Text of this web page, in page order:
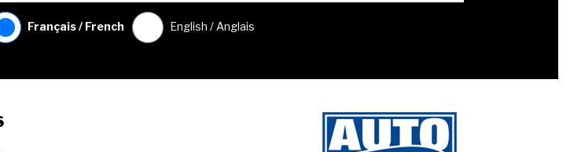
Français / French English / Anglais